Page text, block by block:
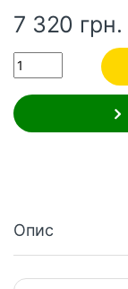
7 320 грн.
Quantity
Опис